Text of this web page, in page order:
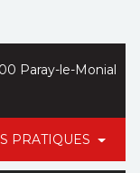
PRATIQUES
Paray-le-Monial